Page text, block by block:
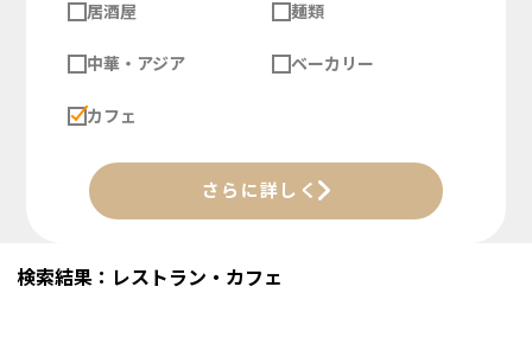
居酒屋 麺類
中華・アジア ベーカリー
カフェ
さらに詳しく
検索結果：レストラン・カフェ